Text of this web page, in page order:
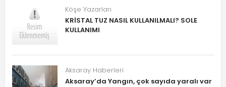
Köşe Yazarları
KRİSTAL TUZ NASIL KULLANILMALI? SOLE
KULLANIMI
Aksaray Haberleri
Aksaray’da Yangın, çok sayıda yaralı var